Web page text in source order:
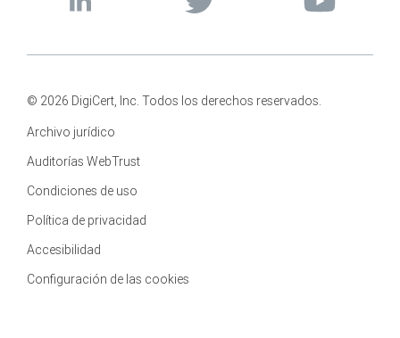
© 2026 DigiCert, Inc. Todos los derechos reservados.
Archivo jurídico
Auditorías WebTrust
Condiciones de uso
Política de privacidad
Accesibilidad
Configuración de las cookies